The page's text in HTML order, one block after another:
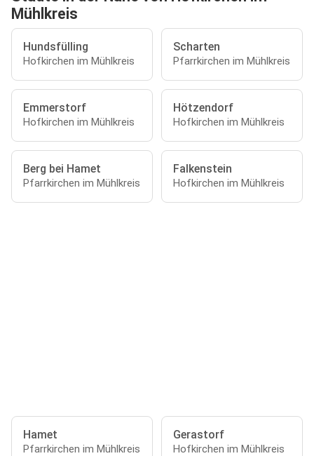
Mühlkreis
Hundsfülling
Hofkirchen im Mühlkreis
Scharten
Pfarrkirchen im Mühlkreis
Emmerstorf
Hofkirchen im Mühlkreis
Hötzendorf
Hofkirchen im Mühlkreis
Berg bei Hamet
Pfarrkirchen im Mühlkreis
Falkenstein
Hofkirchen im Mühlkreis
Hamet
Pfarrkirchen im Mühlkreis
Gerastorf
Hofkirchen im Mühlkreis